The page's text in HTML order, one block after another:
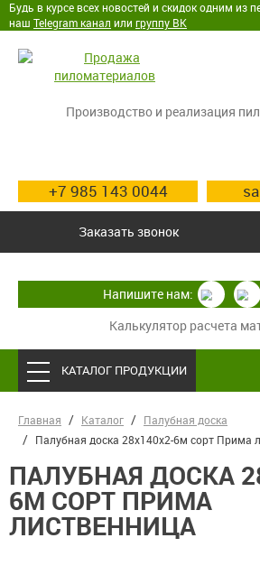
Будь в курсе всех новостей и скидок одним из
наш Telegram канал или группу ВК
Производство и реализация
+7 985 143 0044
Заказать звонок
Калькулятор расчета
Напишите нам:
КАТАЛОГ ПРОДУКЦИИ
Главная Каталог
Палубная доска
Палубная доска 28х140х2-6м сорт Прима
ПАЛУБНАЯ ДОСКА
6М СОРТ ПРИМА
ЛИСТВЕННИЦА